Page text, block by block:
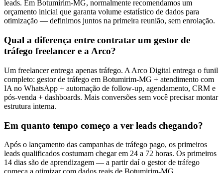
leads. Em Botumirim-MG, normalmente recomendamos um
orçamento inicial que garanta volume estatístico de dados para
otimização — definimos juntos na primeira reunião, sem enrolação.
Qual a diferença entre contratar um gestor de
tráfego freelancer e a Arco?
Um freelancer entrega apenas tráfego. A Arco Digital entrega o funil
completo: gestor de tráfego em Botumirim-MG + atendimento com
IA no WhatsApp + automação de follow-up, agendamento, CRM e
pós-venda + dashboards. Mais conversões sem você precisar montar
estrutura interna.
Em quanto tempo começo a ver leads chegando?
Após o lançamento das campanhas de tráfego pago, os primeiros
leads qualificados costumam chegar em 24 a 72 horas. Os primeiros
14 dias são de aprendizagem — a partir daí o gestor de tráfego